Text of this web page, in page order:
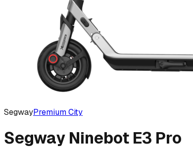
SegwayPremium City
Segway Ninebot E3 Pro